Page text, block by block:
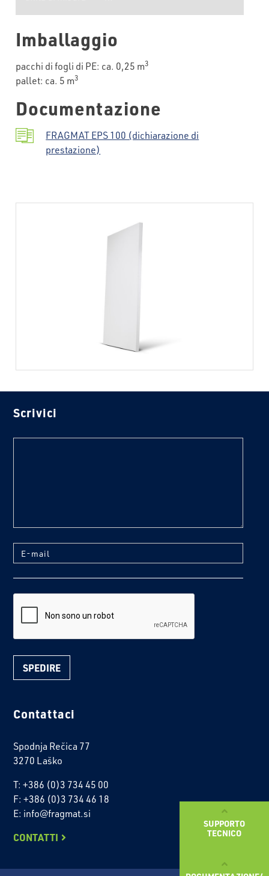
SUPPORTO
TECNICO
Imballaggio
pacchi di fogli di PE: ca. 0,25 m3
pallet: ca. 5 m3
Documentazione
FRAGMAT EPS 100 (dichiarazione di
prestazione)
Scrivici
E-mail
Contattaci
Spodnja Rečica 77
3270 Laško
T: +386 (0)3 734 45 00
F: +386 (0)3 734 46 18
E: info@fragmat.si
CONTATTI